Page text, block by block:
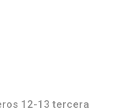
12-13 tercera